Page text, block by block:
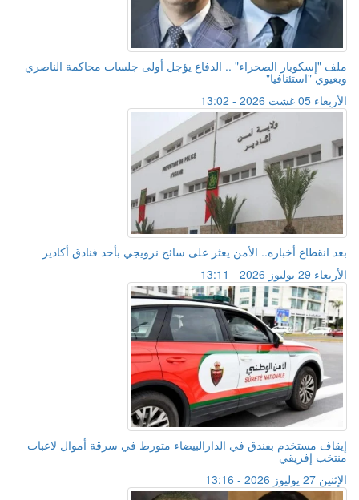
ملف "إسكوبار الصحراء" .. الدفاع يؤجل أولى جلسات محاكمة الناصري
وبعيوي "استئنافيا"
الأربعاء 05 غشت 2026 - 13:02
بعد انقطاع أخباره.. الأمن يعثر على سائح نرويجي بأحد فنادق أكادير
الأربعاء 29 يوليوز 2026 - 13:11
إيقاف مستخدم بفندق في الدارالبيضاء متورط في سرقة أموال لاعبات
منتخب إفريقي
الإثنين 27 يوليوز 2026 - 13:16